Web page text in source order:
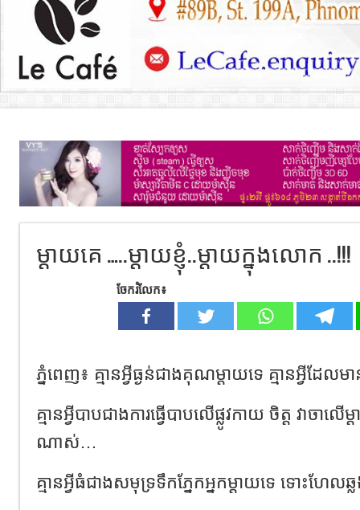
ម្តាយគេ …..ម្តាយខ្ញុំ..ម្តាយក្នុងលោក ..!!!
ចែករំលែក៖
ភ្នំពេញ៖ គ្មានអ្វីធ្ងន់ជាងគុណម្តាយទេ គ្មានអ្វីដែ
គ្មានអ្វីបាបជាងការធ្វើបាបលើផ្លូវកាយ ចិត្ត វាចាលើ
ណាស់…
គ្មានអ្វីធំជាងសមុទ្រទឹកភ្នែកអ្នកម្តាយទេ ទោះហ